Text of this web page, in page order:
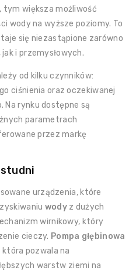
tym większa możliwość
wody na wyższe poziomy. To
się niezastąpione zarówno
i przemysłowych.
od kilku czynników:
ciśnienia oraz oczekiwanej
Na rynku dostępne są
parametrach
przez markę
studni
urządzenia, które
wodyz dużych
wirnikowy, który
cieczy. Pompa głębinowa
która pozwala na
warstw ziemi na